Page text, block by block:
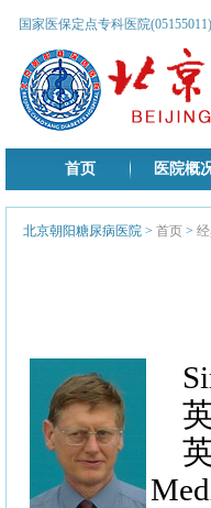
国家医保定点专科医院
首页 医院概
北京朝阳糖尿病医院 > 首页 >
英
英